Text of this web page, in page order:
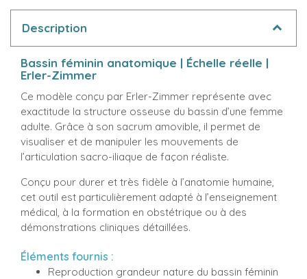
Description
Bassin féminin anatomique | Échelle réelle |
Erler-Zimmer
Ce modèle conçu par Erler-Zimmer représente avec
exactitude la structure osseuse du bassin d’une femme
adulte. Grâce à son sacrum amovible, il permet de
visualiser et de manipuler les mouvements de
l’articulation sacro-iliaque de façon réaliste.
Conçu pour durer et très fidèle à l’anatomie humaine,
cet outil est particulièrement adapté à l’enseignement
médical, à la formation en obstétrique ou à des
démonstrations cliniques détaillées.
Éléments fournis :
Reproduction grandeur nature du bassin féminin